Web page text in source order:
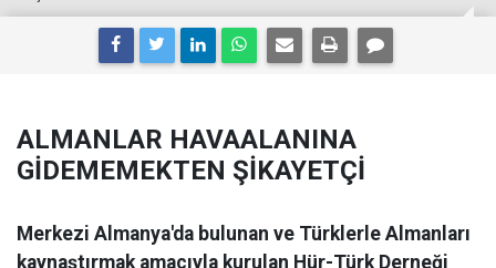
ALMANLAR HAVAALANINA
GİDEMEMEKTEN ŞİKAYETÇİ
Merkezi Almanya'da bulunan ve Türklerle Almanları
kaynaştırmak amacıyla kurulan Hür-Türk Derneği